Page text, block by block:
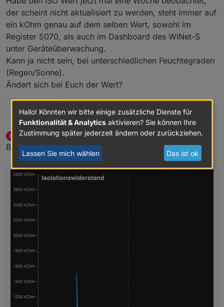
der scheint nicht aktualisiert zu werden, steht immer auf
ein kOhm genau auf dem selben Wert, sowohl im
Register 5070, als auch im Dashboard des WiNet-S
unter Geräteüberwachung.
Kann ja nicht sein, bei unterschiedlichen Feuchtegraden
(Regen/Sonne).
Ändert sich bei Euch der Wert?
K kalledschrieb am4. März 2026, 07:47
zuletzt editiert von
Bei mir tut sich schon was:
Hallo! Könnten wir bitte einige zusätzliche Dienste für
Funktionalität & Analytics aktivieren? Sie können Ihre
Zustimmung später jederzeit ändern oder zurückziehen.
Lassen Sie mich wählen Das ist ok